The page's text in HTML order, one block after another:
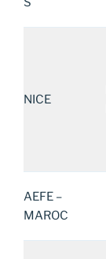
NICE
AEFE –
MAROC